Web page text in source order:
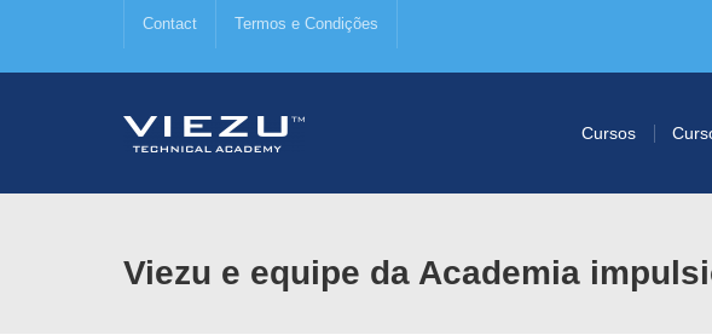
Contact Termos e Condições
Cursos
Viezu e equipe da Academia